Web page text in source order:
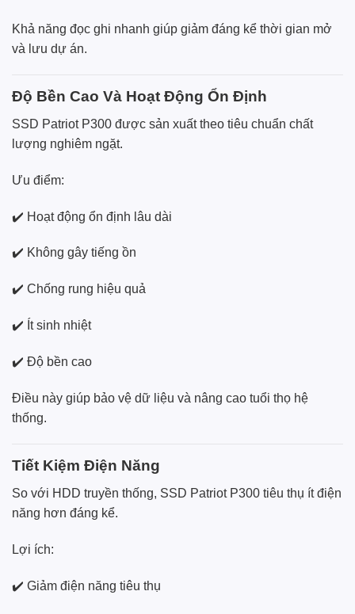
Khả năng đọc ghi nhanh giúp giảm đáng kể thời gian mở
và lưu dự án.
Độ Bền Cao Và Hoạt Động Ổn Định
SSD Patriot P300 được sản xuất theo tiêu chuẩn chất
lượng nghiêm ngặt.
Ưu điểm:
✔️ Hoạt động ổn định lâu dài
✔️ Không gây tiếng ồn
✔️ Chống rung hiệu quả
✔️ Ít sinh nhiệt
✔️ Độ bền cao
Điều này giúp bảo vệ dữ liệu và nâng cao tuổi thọ hệ
thống.
Tiết Kiệm Điện Năng
So với HDD truyền thống, SSD Patriot P300 tiêu thụ ít điện
năng hơn đáng kể.
Lợi ích:
✔️ Giảm điện năng tiêu thụ